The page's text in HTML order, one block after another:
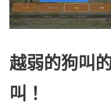
越弱的狗叫
叫！